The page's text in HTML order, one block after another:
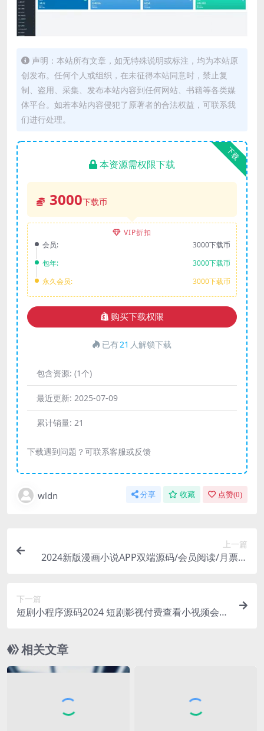
声明：本站所有文章，如无特殊说明或标注，均为本站原
创发布。任何个人或组织，在未征得本站同意时，禁止复
制、盗用、采集、发布本站内容到任何网站、书籍等各类媒
体平台。如若本站内容侵犯了原著者的合法权益，可联系我
们进行处理。
下载
本资源需权限下载
3000下载币
VIP折扣
会员:
3000下载币
包年:
3000下载币
永久会员:
3000下载币
购买下载权限
已有21 人解锁下载
包含资源: (1个)
最近更新: 2025-07-09
累计销量: 21
下载遇到问题？可联系客服或反馈
wldn 分享 收藏 点赞(0)
上一篇
2024新版漫画小说APP双端源码/会员阅读/月票功
下一篇
短剧小程序源码2024 短剧影视付费查看小视频会员
相关文章